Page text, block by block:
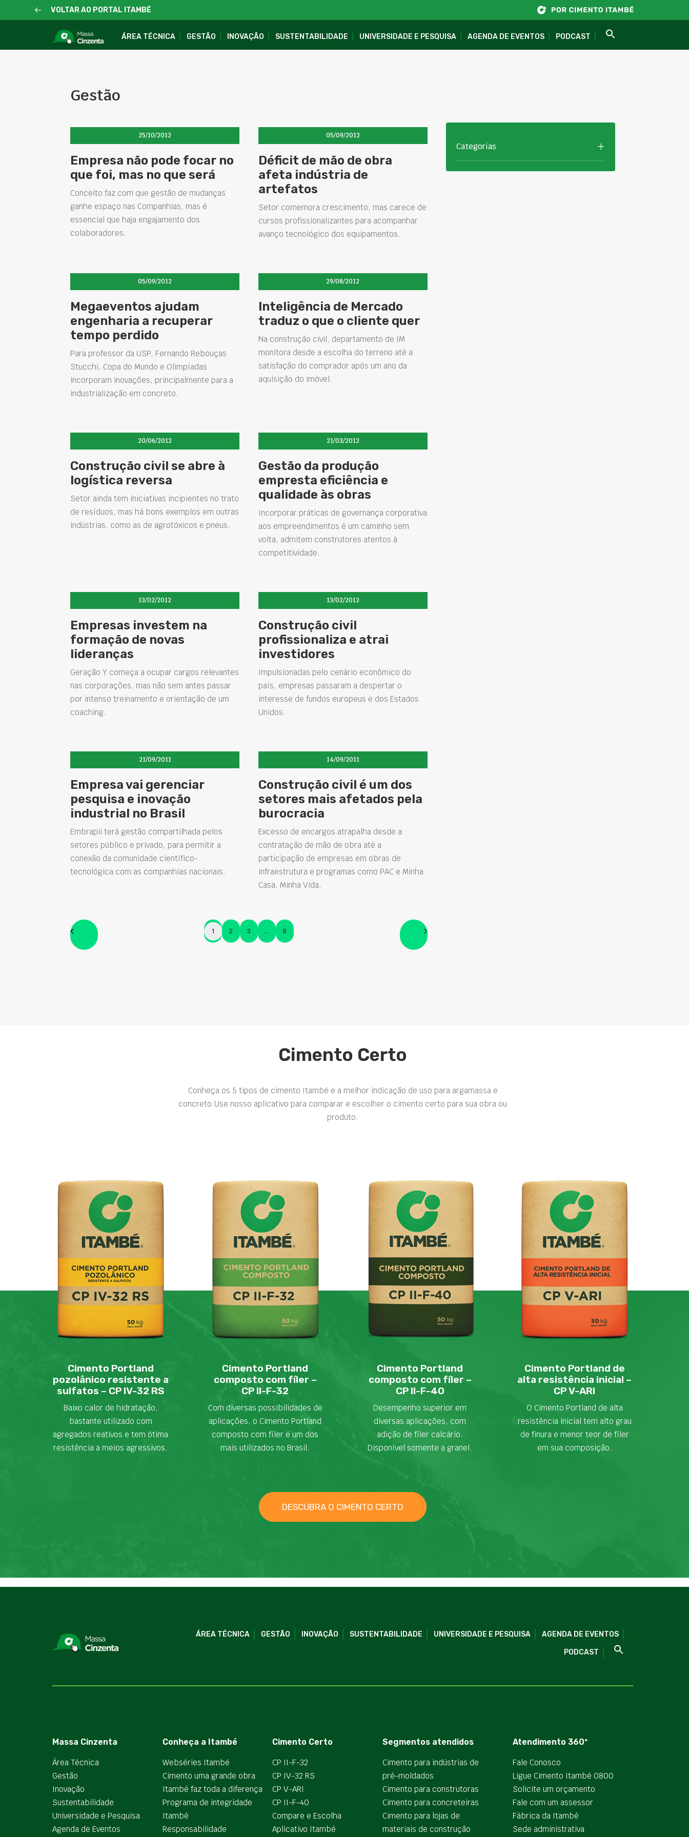
VOLTAR AO PORTAL ITAMBÉ
ÁREA TÉCNICA GESTÃO INOVAÇÃO SUSTENTABILIDADE UNIVERSIDADE E PESQUISA AGENDA DE EVENTOS PODCAST
Gestão
25/10/2012
Empresa não pode focar no
que foi, mas no que será
Conceito faz com que gestão de mudanças
ganhe espaço nas Companhias, mas é
essencial que haja engajamento dos
colaboradores.
05/09/2012
Déficit de mão de obra
afeta indústria de
artefatos
Setor comemora crescimento, mas carece de
cursos profissionalizantes para acompanhar
avanço tecnológico dos equipamentos.
05/09/2012
Megaeventos ajudam
engenharia a recuperar
tempo perdido
Para professor da USP, Fernando Rebouças
Stucchi, Copa do Mundo e Olimpíadas
incorporam inovações, principalmente para a
industrialização em concreto.
29/08/2012
Inteligência de Mercado
traduz o que o cliente quer
Na construção civil, departamento de IM
monitora desde a escolha do terreno até a
satisfação do comprador após um ano da
aquisição do imóvel.
20/06/2012
Construção civil se abre à
logística reversa
Setor ainda tem iniciativas incipientes no trato
de resíduos, mas há bons exemplos em outras
indústrias, como as de agrotóxicos e pneus.
21/03/2012
Gestão da produção
empresta eficiência e
qualidade às obras
Incorporar práticas de governança corporativa
aos empreendimentos é um caminho sem
volta, admitem construtores atentos à
competitividade.
13/02/2012
Empresas investem na
formação de novas
lideranças
Geração Y começa a ocupar cargos relevantes
nas corporações, mas não sem antes passar
por intenso treinamento e orientação de um
coaching.
13/02/2012
Construção civil
profissionaliza e atrai
investidores
Impulsionadas pelo cenário econômico do
país, empresas passaram a despertar o
interesse de fundos europeus e dos Estados
Unidos.
21/09/2011
Empresa vai gerenciar
pesquisa e inovação
industrial no Brasil
Embrapii terá gestão compartilhada pelos
setores público e privado, para permitir a
conexão da comunidade científico-
tecnológica com as companhias nacionais.
14/09/2011
Construção civil é um dos
setores mais afetados pela
burocracia
Excesso de encargos atrapalha desde a
contratação de mão de obra até a
participação de empresas em obras de
infraestrutura e programas como PAC e Minha
Casa, Minha Vida.
1 2 3 … 9
Categorias
Cimento Certo
Conheça os 5 tipos de cimento Itambé e a melhor indicação de uso para argamassa e
concreto.Use nosso aplicativo para comparar e escolher o cimento certo para sua obra ou
produto.
Cimento Portland
pozolânico resistente a
sulfatos – CP IV-32 RS
Baixo calor de hidratação,
bastante utilizado com
agregados reativos e tem ótima
resistência a meios agressivos.
Cimento Portland
composto com fíler –
CP II-F-32
Com diversas possibilidades de
aplicações, o Cimento Portland
composto com fíler é um dos
mais utilizados no Brasil.
Cimento Portland
composto com fíler –
CP II-F-40
Desempenho superior em
diversas aplicações, com
adição de fíler calcário.
Disponível somente a granel.
Cimento Portland de
alta resistência inicial –
CP V-ARI
O Cimento Portland de alta
resistência inicial tem alto grau
de finura e menor teor de fíler
em sua composição.
DESCUBRA O CIMENTO CERTO
ÁREA TÉCNICA GESTÃO INOVAÇÃO SUSTENTABILIDADE UNIVERSIDADE E PESQUISA AGENDA DE EVENTOS
PODCAST
Massa Cinzenta
Área Técnica
Gestão
Inovação
Sustentabilidade
Universidade e Pesquisa
Agenda de Eventos
Conheça a Itambé
Webséries Itambé
Cimento uma grande obra
Itambé faz toda a diferença
Programa de integridade
Itambé
Responsabilidade
Cimento Certo
CP II-F-32
CP IV-32 RS
CP V-ARI
CP II-F-40
Compare e Escolha
Aplicativo Itambé
Segmentos atendidos
Cimento para indústrias de
pré-moldados
Cimento para construtoras
Cimento para concreteiras
Cimento para lojas de
materiais de construção
Atendimento 360º
Fale Conosco
Ligue Cimento Itambé 0800
Solicite um orçamento
Fale com um assessor
Fábrica da Itambé
Sede administrativa